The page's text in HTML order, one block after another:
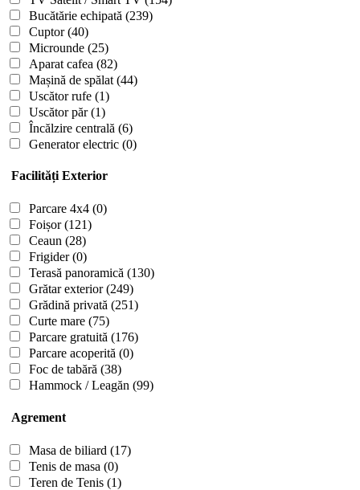
Bucătărie echipată (239)
Cuptor(40)
Microunde (25)
Aparat cafea (82)
Mașină de spălat (44)
Uscător rufe (1)
Uscător păr(1)
Încălzire centrală (6)
Generator electric (0)
Facilități Exterior
Parcare 4x4 (0)
Foișor(121)
Ceaun (28)
Frigider(0)
Terasă panoramică (130)
Grătar exterior(249)
Grădină privată (251)
Curte mare (75)
Parcare gratuită (176)
Parcare acoperită (0)
Foc de tabără (38)
Hammock / Leagăn (99)
Agrement
Masa de biliard (17)
Tenis de masa (0)
Teren de Tenis (1)